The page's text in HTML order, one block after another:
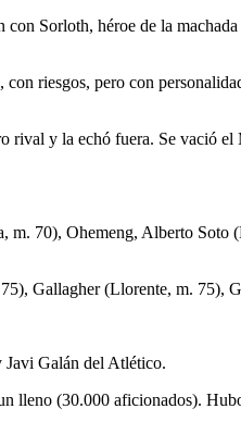
Sorloth, héroe de la
riesgos, pero con
rival y la echó fuera. Se vació
70), Ohemeng, Alberto Soto
Gallagher (Llorente, m. 75),
Galán del Atlético.
lleno (30.000 aficionados).